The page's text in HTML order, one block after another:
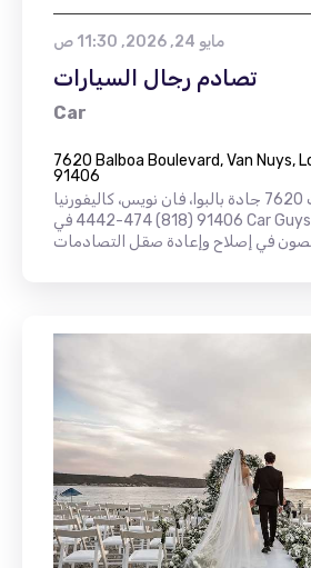
مايو 24, 2026, 11:30 ص
تصادم رجال السيارات
Car
7620 Balboa Boulevard, Van Nuys,
91406
تصادم رجال السيارات 7620 جادة بالبوا، فان نويس، كاليفورنيا
91406 (818) 474-4442 في Car Guys Collision، نحن